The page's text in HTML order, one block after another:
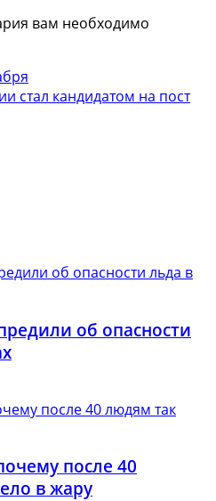
вам необходимо
стал кандидатом на пост
об опасности
после 40
в жару